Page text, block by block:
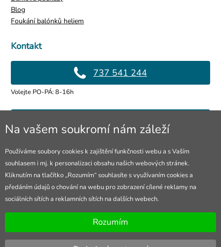
Kontakt
737 541 244
Volejte PO-PÁ: 8-16h
info@4lol.cz
Prodejna Ostrava
28. října 250/285
Otevřeno Po-Pá 8-16h
Blog
Foukání balónků heliem
Na vašem soukromí nám záleží
Používáme soubory cookies k zajištění funkčnosti webu a s Vaším
souhlasem i mj. k personalizaci obsahu našich webových stránek.
Kliknutím na tlačítko „Rozumím“ souhlasíte s využívaním cookies a
předáním údajů o chování na webu pro zobrazení cílené reklamy na
sociálních sítích a reklamních sítích na dalších webech.
Rozumím